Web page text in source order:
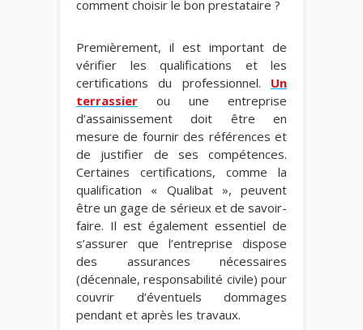
comment choisir le bon prestataire ?
Premièrement, il est important de
vérifier les qualifications et les
certifications du professionnel. Un
terrassier ou une entreprise
d’assainissement doit être en
mesure de fournir des références et
de justifier de ses compétences.
Certaines certifications, comme la
qualification « Qualibat », peuvent
être un gage de sérieux et de savoir-
faire. Il est également essentiel de
s’assurer que l’entreprise dispose
des assurances nécessaires
(décennale, responsabilité civile) pour
couvrir d’éventuels dommages
pendant et après les travaux.